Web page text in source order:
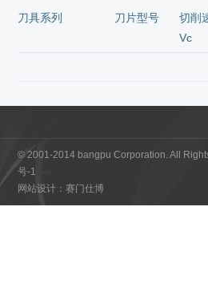
刀具系列 刀片型号
切削
Vc
© 2001-2014 bangpu Corporation. All
号-1
网站设计：赛门仕博